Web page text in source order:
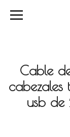
Cable
usb